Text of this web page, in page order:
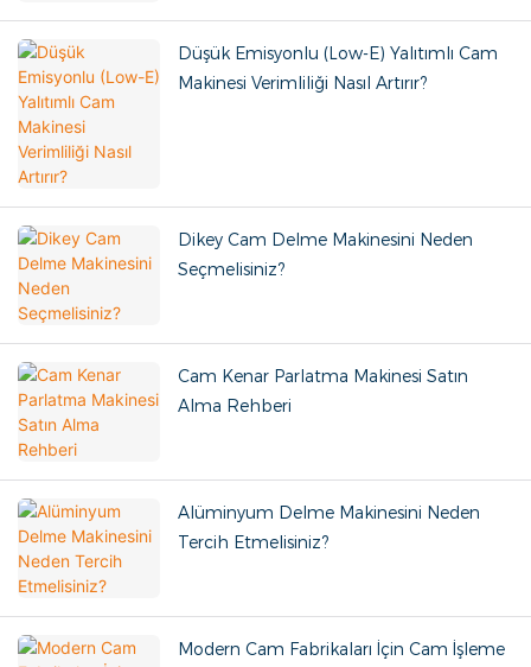
Düşük Emisyonlu (Low-E) Yalıtımlı Cam
Makinesi Verimliliği Nasıl Artırır?
Dikey Cam Delme Makinesini Neden
Seçmelisiniz?
Cam Kenar Parlatma Makinesi Satın
Alma Rehberi
Alüminyum Delme Makinesini Neden
Tercih Etmelisiniz?
Modern Cam Fabrikaları İçin Cam İşleme